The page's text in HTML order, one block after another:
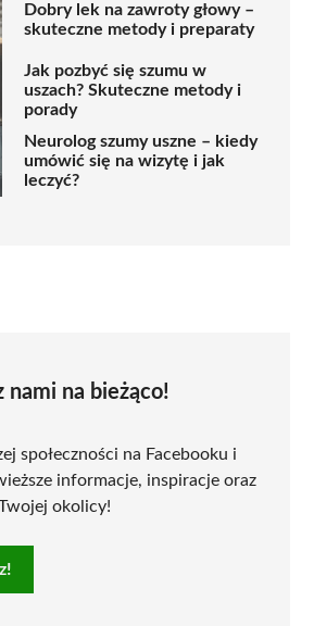
Dobry lek na zawroty głowy –
skuteczne metody i preparaty
Jak pozbyć się szumu w
uszach? Skuteczne metody i
porady
Neurolog szumy uszne – kiedy
umówić się na wizytę i jak
leczyć?
nami na bieżąco!
społeczności na Facebooku i
informacje, inspiracje oraz
okolicy!